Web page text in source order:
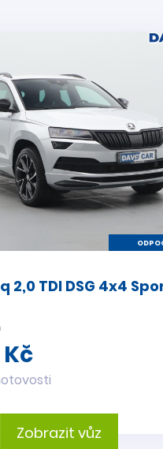
2,0 TDI DSG 4x4
Zobrazit vůz